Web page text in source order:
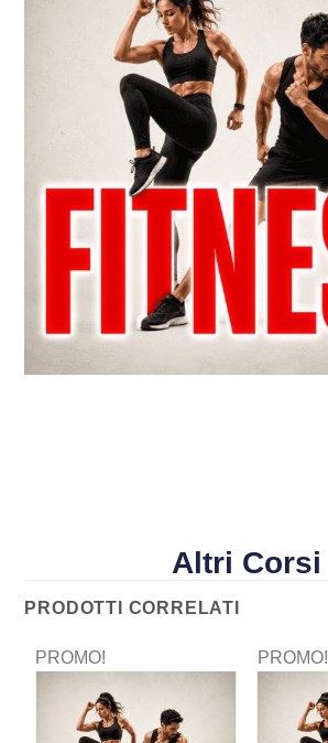
Altri Corsi
PRODOTTI CORRELATI
PROMO! PROMO!